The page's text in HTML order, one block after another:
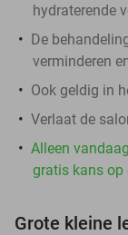
hydraterende
De
verminderen
Ook geldig in
Verlaat de
Alleen
gratis kans op
Grote kleine